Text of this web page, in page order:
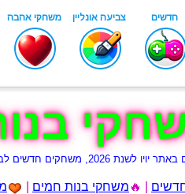
עד הכי ישנים לפי העמודים למטה תהנו
| 🔥 משחקי בנות חמים